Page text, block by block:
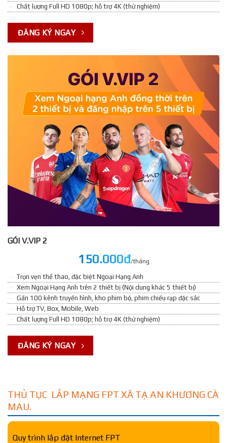
Chất lượng Full HD 1080p; hỗ trợ 4K (thử nghiệm)
ĐĂNG KÝ NGAY
GÓI V.VIP 2
150.000đ/tháng
Trọn vẹn thể thao, đặc biệt Ngoại Hạng Anh
Xem Ngoại Hạng Anh trên 2 thiết bị (Nội dung khác 5 thiết bị)
Gần 100 kênh truyền hình, kho phim bộ, phim chiếu rạp đặc sắc
Hỗ trợ TV, Box, Mobile, Web
Chất lượng Full HD 1080p; hỗ trợ 4K (thử nghiệm)
ĐĂNG KÝ NGAY
THỦ TỤC LẮP MẠNG FPT XÃ TẠ AN KHƯƠNG CÀ
MAU.
Quy trình lắp đặt Internet FPT